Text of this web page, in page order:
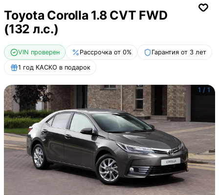
Toyota Corolla 1.8 CVT FWD
(132 л.с.)
VIN проверен Рассрочка от 0% Гарантия от 3 лет
1 год КАСКО в подарок
1 / 1